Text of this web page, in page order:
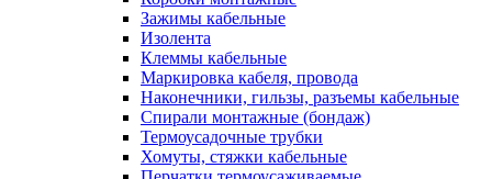
Зажимы кабельные
Изолента
Клеммы кабельные
Маркировка кабеля, провода
Наконечники, гильзы, разъемы кабельные
Спирали монтажные (бондаж)
Термоусадочные трубки
Хомуты, стяжки кабельные